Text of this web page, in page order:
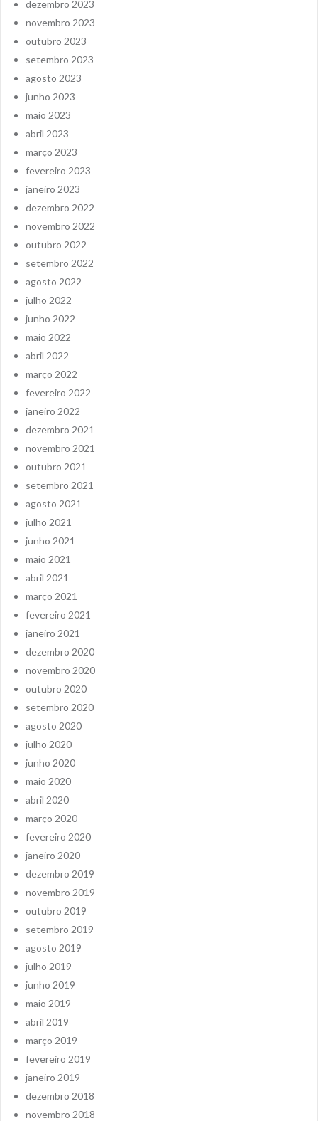
dezembro 2023
novembro 2023
outubro 2023
setembro 2023
agosto 2023
junho 2023
maio 2023
abril 2023
março 2023
fevereiro 2023
janeiro 2023
dezembro 2022
novembro 2022
outubro 2022
setembro 2022
agosto 2022
julho 2022
junho 2022
maio 2022
abril 2022
março 2022
fevereiro 2022
janeiro 2022
dezembro 2021
novembro 2021
outubro 2021
setembro 2021
agosto 2021
julho 2021
junho 2021
maio 2021
abril 2021
março 2021
fevereiro 2021
janeiro 2021
dezembro 2020
novembro 2020
outubro 2020
setembro 2020
agosto 2020
julho 2020
junho 2020
maio 2020
abril 2020
março 2020
fevereiro 2020
janeiro 2020
dezembro 2019
novembro 2019
outubro 2019
setembro 2019
agosto 2019
julho 2019
junho 2019
maio 2019
abril 2019
março 2019
fevereiro 2019
janeiro 2019
dezembro 2018
novembro 2018